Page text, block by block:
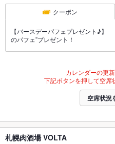
クーポン
【バースデーパフェプレゼント♪】
のパフェ”プレゼント！
カレンダーの更
下記ボタンを押して空席
空席状況
札幌肉酒場 VOLTA